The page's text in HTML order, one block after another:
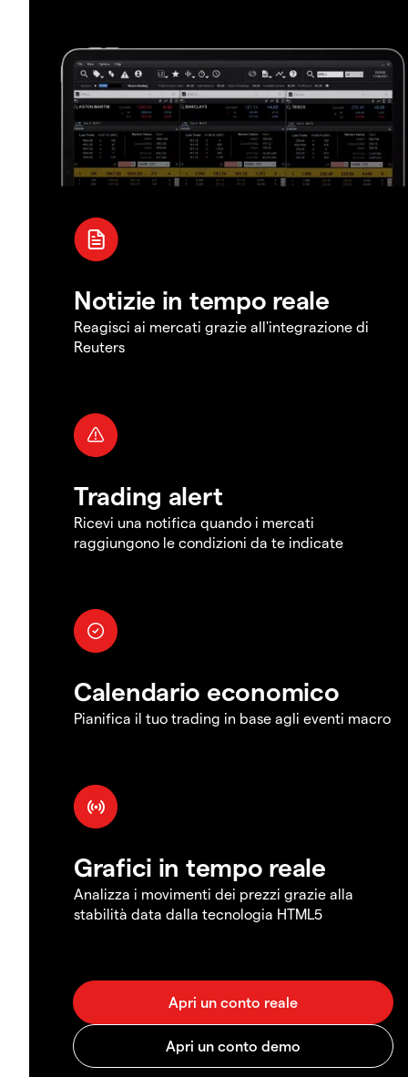
Notizie in tempo reale
Reagisci ai mercati grazie all'integrazione di
Reuters
Trading alert
Ricevi una notifica quando i mercati
raggiungono le condizioni da te indicate
Calendario economico
Pianifica il tuo trading in base agli eventi macro
Grafici in tempo reale
Analizza i movimenti dei prezzi grazie alla
stabilità data dalla tecnologia HTML5